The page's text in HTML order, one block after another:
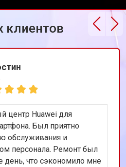
центр Huawei для
Был приятно
обслуживания и
персонала. Ремонт был
день, что сэкономило мне